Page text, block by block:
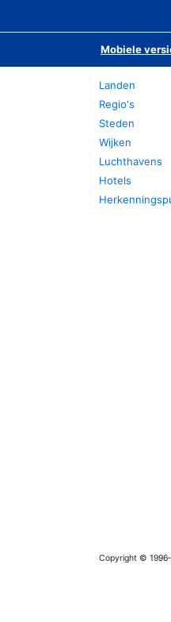
Mobiele
Landen
Regio's
Steden
Wijken
Luchthavens
Hotels
Copyright ©